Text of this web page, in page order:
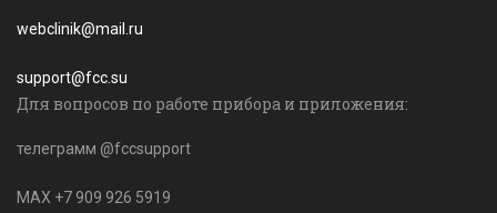
webclinik@mail.ru
support@fcc.su
Для вопросов по работе прибора и приложения:
телеграмм @fccsupport
MAX +7 909 926 5919